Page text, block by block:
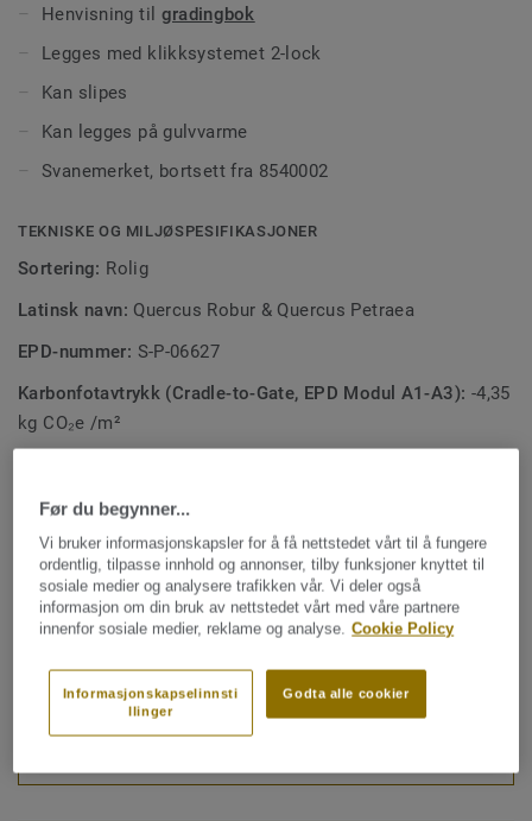
Alle gulv i denne kolleksjonen er Svanemerket
Henvisning til gradingbok
Legges med klikksystemet 2-lock
Kan slipes
Kan legges på gulvvarme
Svanemerket, bortsett fra 8540002
TEKNISKE OG MILJØSPESIFIKASJONER
Sortering: Rolig
Latinsk navn: Quercus Robur & Quercus Petraea
EPD-nummer: S-P-06627
Karbonfotavtrykk (Cradle-to-Gate, EPD Modul A1-A3): -4,35
kg CO₂e /m²
Plank (4 ref.)
Karbonavtrykk (Cradle to Gate)
-4.09 kg CO 2/m 2
Før du begynner...
Vi bruker informasjonskapsler for å få nettstedet vårt til å fungere
ordentlig, tilpasse innhold og annonser, tilby funksjoner knyttet til
sosiale medier og analysere trafikken vår. Vi deler også
informasjon om din bruk av nettstedet vårt med våre partnere
innenfor sosiale medier, reklame og analyse. Cookie Policy
Godta alle cookier
Informasjonskapselinnsti
llinger